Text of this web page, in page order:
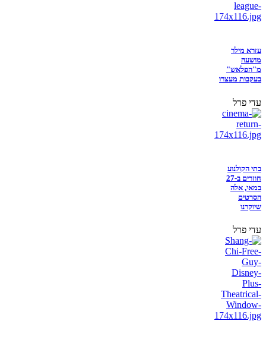
עזרא מילר
מושעה
מ"הפלאש"
בעקבות מעצרו
עדי פרל
בתי הקולנוע
חוזרים ב-27
במאי, אלה
הסרטים
שיוקרנו
עדי פרל